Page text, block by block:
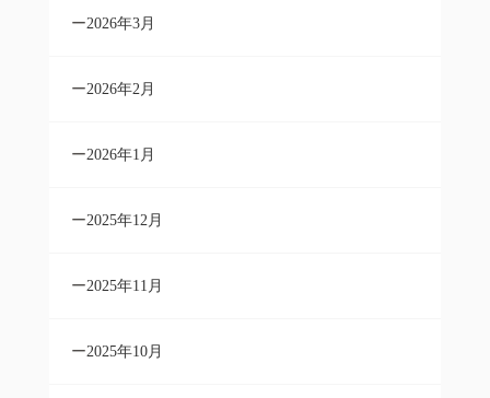
2026年3月
2026年2月
2026年1月
2025年12月
2025年11月
2025年10月